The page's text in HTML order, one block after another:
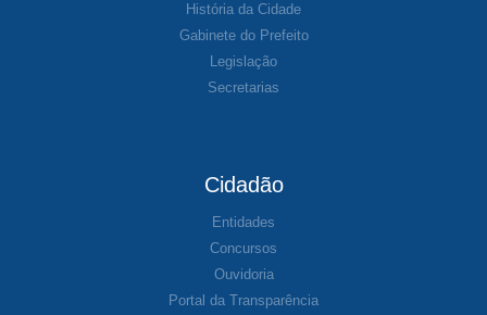
História da Cidade
Gabinete do Prefeito
Legislação
Secretarias
Cidadão
Entidades
Concursos
Ouvidoria
Portal da Transparência